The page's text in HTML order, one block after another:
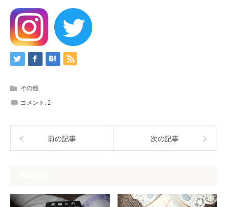
その他
コメント: 2
前の記事 次の記事